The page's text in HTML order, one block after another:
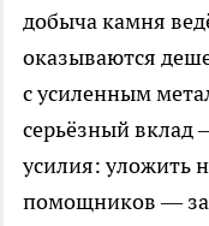
добыча камня
оказываются
с усиленным
серьёзный вклад
усилия: уложить
помощников —